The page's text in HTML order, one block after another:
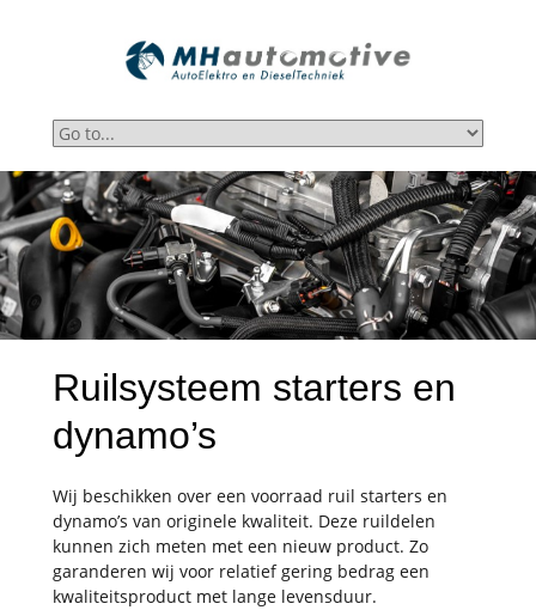
Ruilsysteem starters en
dynamo’s
Wij beschikken over een voorraad ruil starters en
dynamo’s van originele kwaliteit. Deze ruildelen
kunnen zich meten met een nieuw product. Zo
garanderen wij voor relatief gering bedrag een
kwaliteitsproduct met lange levensduur.